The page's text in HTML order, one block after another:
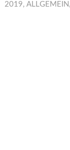
2019, ALLGEMEIN ,